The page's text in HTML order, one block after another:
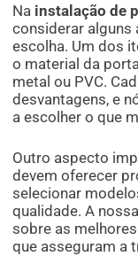
Na instalação de
considerar alguns
escolha. Um dos
o material da
metal ou PVC.
desvantagens, e
a escolher o que
Outro aspecto
devem oferecer
selecionar
qualidade. A
sobre as
que asseguram a